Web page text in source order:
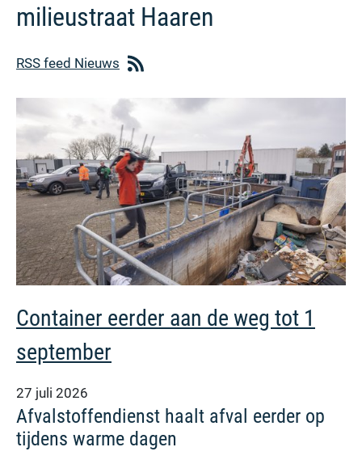
milieustraat Haaren
RSS feed Nieuws
Container eerder aan de weg tot 1
september
27 juli 2026
Afvalstoffendienst haalt afval eerder op
tijdens warme dagen